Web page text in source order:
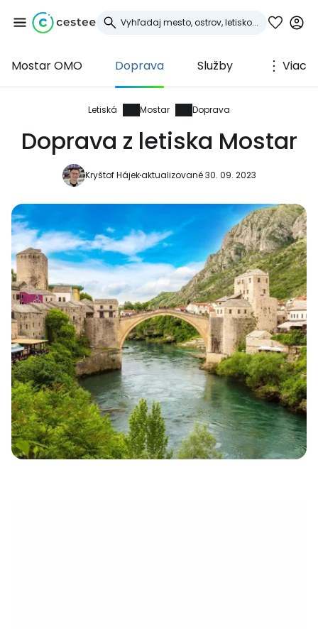
Mostar OMO Doprava Služby Viac
Letiská Mostar Doprava
Doprava z letiska Mostar
Kryštof Hájekaktualizované 30. 09. 2023
Prihláste sa do
služby Cestee
... celosvetovej komunity cestovateľov
Pokračovať na Facebooku
Pokračovať s e-mailom